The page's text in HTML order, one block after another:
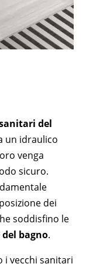
del
un idraulico
venga
sicuro.
dei
soddisfino le
bagno.
i vecchi sanitari